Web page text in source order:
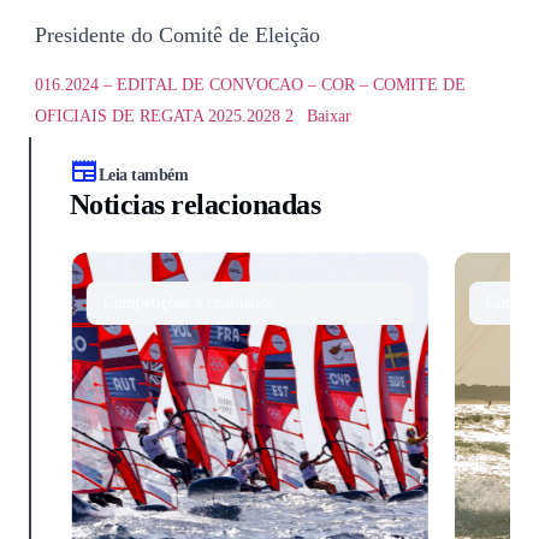
Presidente do Comitê de Eleição
016.2024 – EDITAL DE CONVOCAO – COR – COMITE DE
OFICIAIS DE REGATA 2025.2028 2
Baixar
Leia também
Noticias relacionadas